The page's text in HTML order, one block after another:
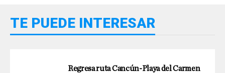
TE PUEDE INTERESAR
Regresa ruta Cancún-Playa del Carmen